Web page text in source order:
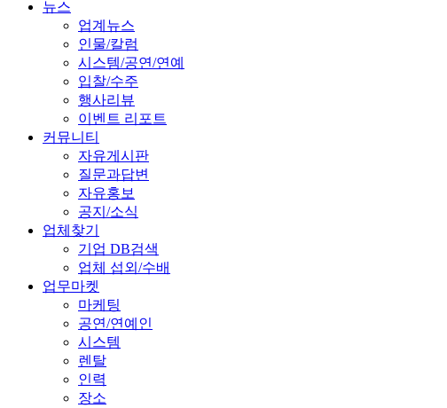
뉴스
업계뉴스
인물/칼럼
시스템/공연/연예
입찰/수주
행사리뷰
이벤트 리포트
커뮤니티
자유게시판
질문과답변
자유홍보
공지/소식
업체찾기
기업 DB검색
업체 섭외/수배
업무마켓
마케팅
공연/연예인
시스템
렌탈
인력
장소